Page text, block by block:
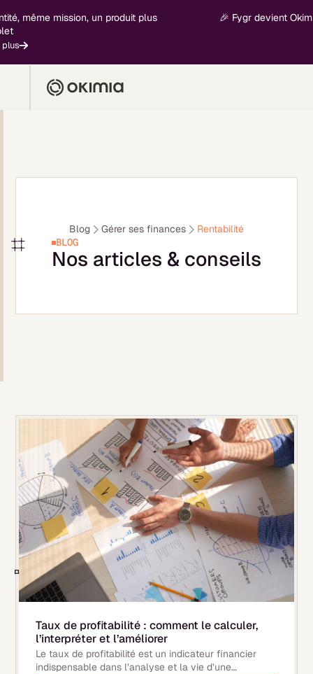
même mission, un produit plus 🎉 Fygr devient
Blog Gérer ses finances
Rentabilité
BLOG
Nos articles & conseils
Taux de profitabilité : comment le calculer,
l’interpréter et l’améliorer
Le taux de profitabilité est un indicateur financier
indispensable dans l’analyse et la vie d’une